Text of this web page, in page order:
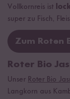
Vollkornreis ist
super zu Fisch,
Zum Roten
Roter Bio
Unser Roter Bio
Langkorn aus